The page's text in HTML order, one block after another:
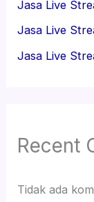
Jasa Live
Jasa Live
Jasa Live
Recent
Tidak ada